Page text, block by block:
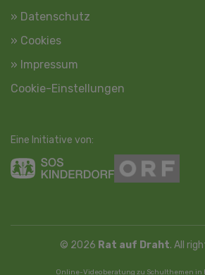
» Datenschutz
» Cookies
» Impressum
Cookie-Einstellungen
Eine Initiative von:
© 2026 Rat auf Draht. All
Online-Videoberatung zu Schulthemen in